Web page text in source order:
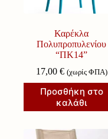
Καρέκλα
Πολυπροπυλενίου
“ΠΚ14”
17,00 € (χωρίς ΦΠΑ)
Προσθήκη στο
καλάθι